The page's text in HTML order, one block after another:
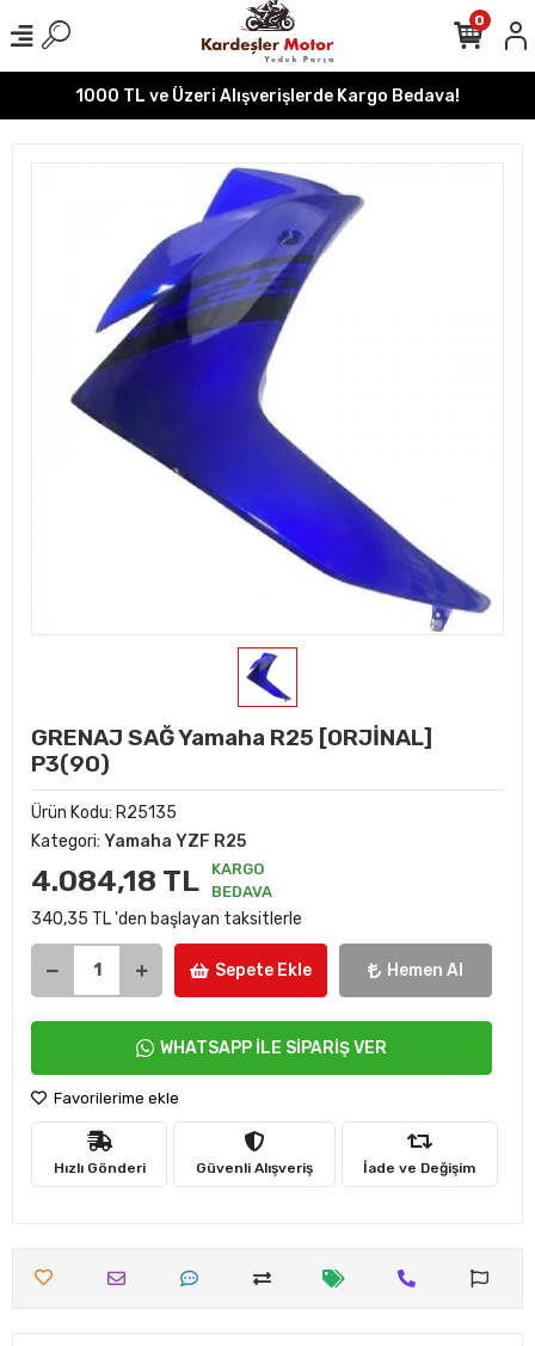
1000 TL ve Üzeri Alışverişlerde Kargo Bedava!
0
GRENAJ SAĞ Yamaha R25 [ORJİNAL]
P3(90)
Ürün Kodu: R25135
Kategori: Yamaha YZF R25
4.084,18 TL
KARGO
BEDAVA
340,35 TL 'den başlayan taksitlerle
Sepete Ekle Hemen Al
WHATSAPP İLE SİPARİŞ VER
Favorilerime ekle
Hızlı Gönderi Güvenli Alışveriş İade ve Değişim